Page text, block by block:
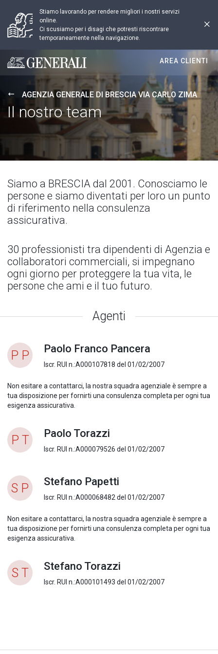
Stiamo lavorando per rendere migliori i nostri servizi
online.
Ci scusiamo per i disagi che potresti riscontrare
temporaneamente nella navigazione.
Generali logo
AREA CLIENTI
AGENZIA GENERALE DI BRESCIA VIA CARLO ZIMA
Il nostro team
Siamo a BRESCIA dal 2001. Conosciamo le
persone e siamo diventati per loro un punto
di riferimento nella consulenza
assicurativa.
30 professionisti tra dipendenti di Agenzia e
collaboratori commerciali, si impegnano
ogni giorno per proteggere la tua vita, le
persone che ami e il tuo futuro.
Agenti
P P Paolo Franco Pancera
Iscr. RUI n.:A000107818 del 01/02/2007
Non esitare a contattarci, la nostra squadra agenziale è sempre a
tua disposizione per fornirti una consulenza completa per ogni tua
esigenza assicurativa.
P T Paolo Torazzi
Iscr. RUI n.:A000079526 del 01/02/2007
S P Stefano Papetti
Iscr. RUI n.:A000068482 del 01/02/2007
Non esitare a contattarci, la nostra squadra agenziale è sempre a
tua disposizione per fornirti una consulenza completa per ogni tua
esigenza assicurativa.
S T Stefano Torazzi
Iscr. RUI n.:A000101493 del 01/02/2007